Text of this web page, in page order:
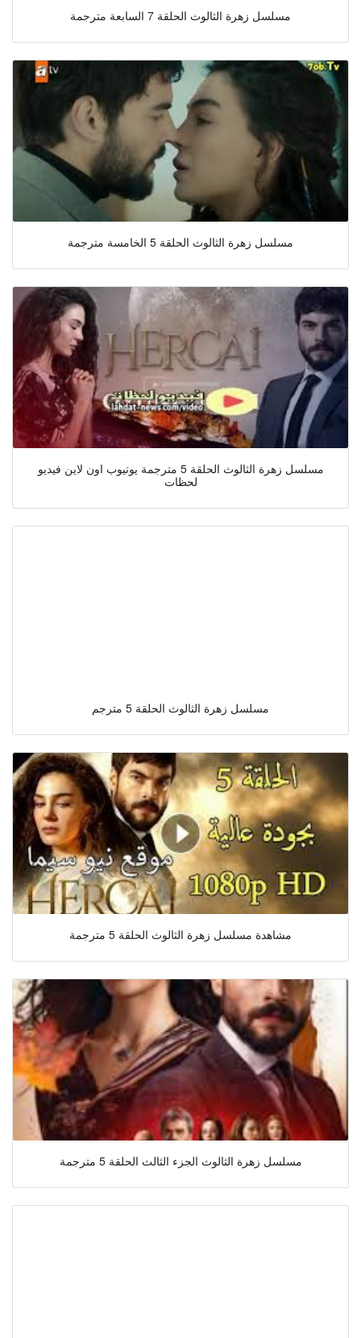
مسلسل زهرة الثالوث الحلقة 7 السابعة مترجمة
مسلسل زهرة الثالوث الحلقة 5 الخامسة مترجمة
مسلسل زهرة الثالوث الحلقة 5 مترجمة يوتيوب اون لاين فيديو
لحظات
مسلسل زهرة الثالوث الحلقة 5 مترجم
مشاهدة مسلسل زهرة الثالوث الحلقة 5 مترجمة
مسلسل زهرة الثالوث الجزء الثالث الحلقة 5 مترجمة